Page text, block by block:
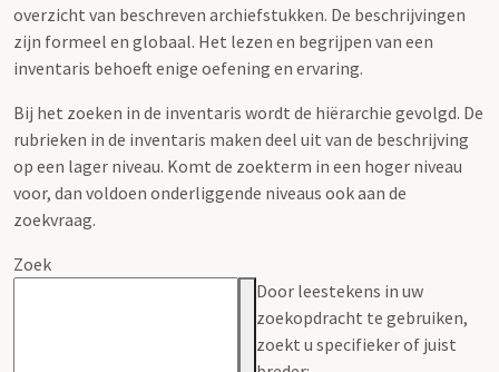
overzicht van beschreven archiefstukken. De beschrijvingen
zijn formeel en globaal. Het lezen en begrijpen van een
inventaris behoeft enige oefening en ervaring.
Bij het zoeken in de inventaris wordt de hiërarchie gevolgd. De
rubrieken in de inventaris maken deel uit van de beschrijving
op een lager niveau. Komt de zoekterm in een hoger niveau
voor, dan voldoen onderliggende niveaus ook aan de
zoekvraag.
Zoek
Door leestekens in uw
zoekopdracht te gebruiken,
zoekt u specifieker of juist